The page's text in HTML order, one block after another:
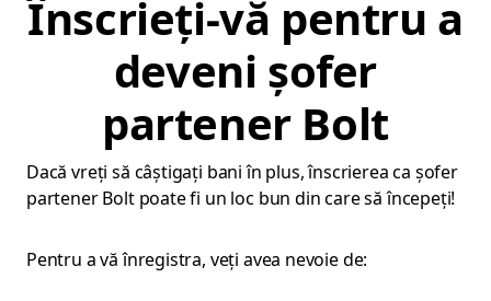
Înscrieți-vă pentru a
deveni șofer
partener Bolt
Dacă vreți să câștigați bani în plus, înscrierea ca șofer
partener Bolt poate fi un loc bun din care să începeți!
Pentru a vă înregistra, veți avea nevoie de: